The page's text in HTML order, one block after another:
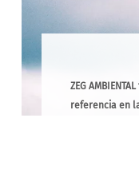
ZEG
referencia en